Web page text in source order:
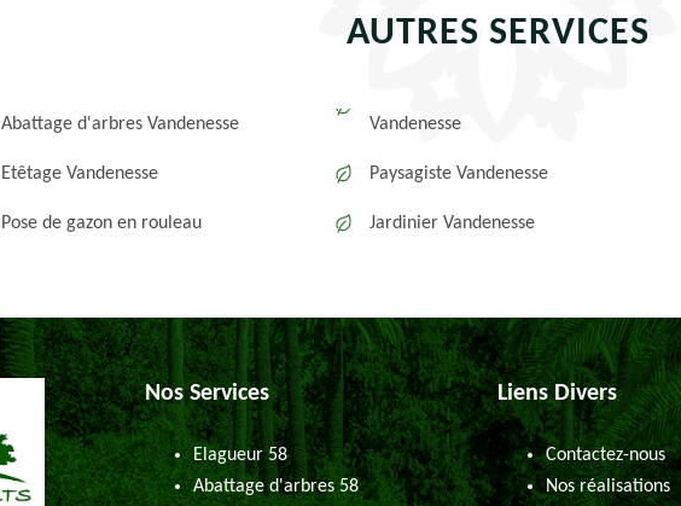
AUTRES SERVICES
Abattage d'arbres Vandenesse
Etêtage Vandenesse
Pose de gazon en rouleau
Vandenesse
Paysagiste Vandenesse
Jardinier Vandenesse
Nos Services
Elagueur 58
Abattage d'arbres 58
Liens Divers
Contactez-nous
Nos réalisations